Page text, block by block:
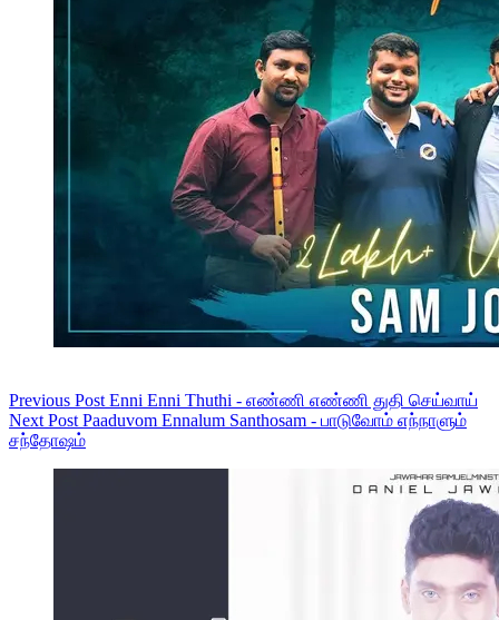
Previous Post Enni Enni Thuthi - எண்ணி எண்ணி துதி செய்வாய்
Next Post Paaduvom Ennalum Santhosam - பாடுவோம் எந்நாளும்
சந்தோஷம்